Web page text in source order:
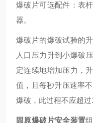
爆破片可选配件：表
器。
爆破片的爆破试验的
人口压力升到小爆破
定连续地增加压力，
值，且每秒升压速率
爆破，此过程不应超过
固原爆破片安全装置